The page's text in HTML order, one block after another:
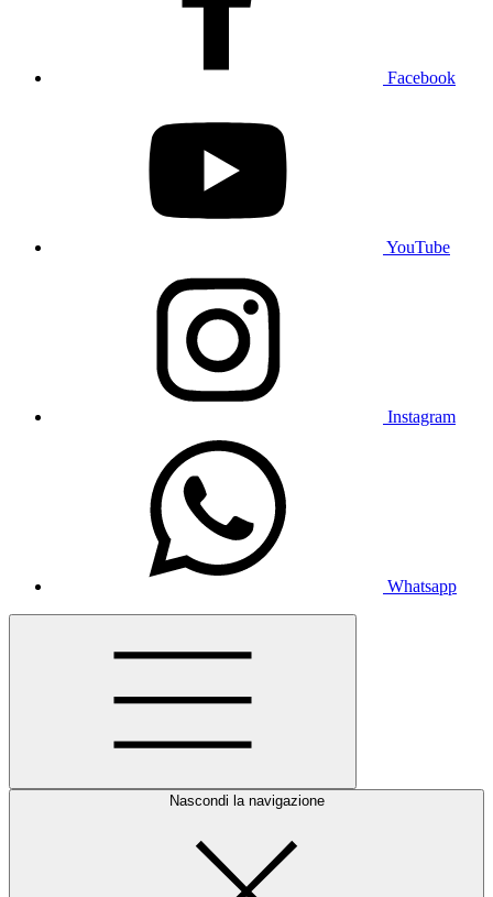
Facebook
YouTube
Instagram
Whatsapp
Nascondi la navigazione